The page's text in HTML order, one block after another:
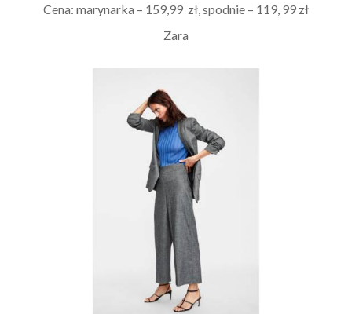
Cena: marynarka – 159,99 zł, spodnie – 119, 99 zł
Zara